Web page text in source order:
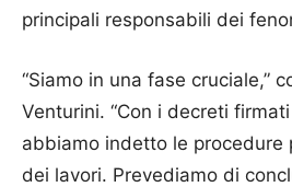
principali responsabili dei
“Siamo in una fase cruciale,”
Venturini. “Con i decreti
abbiamo indetto le procedure
dei lavori. Prevediamo di